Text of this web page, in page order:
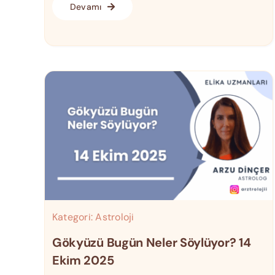
Devamı
Kategori:Astroloji
Gökyüzü Bugün Neler Söylüyor? 14
Ekim 2025